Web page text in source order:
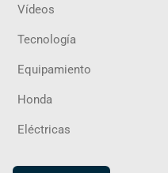
Vídeos
Tecnología
Equipamiento
Honda
Eléctricas